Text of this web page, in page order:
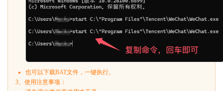
也可以下载BAT文件，一键执行。
3、使用注意事项：